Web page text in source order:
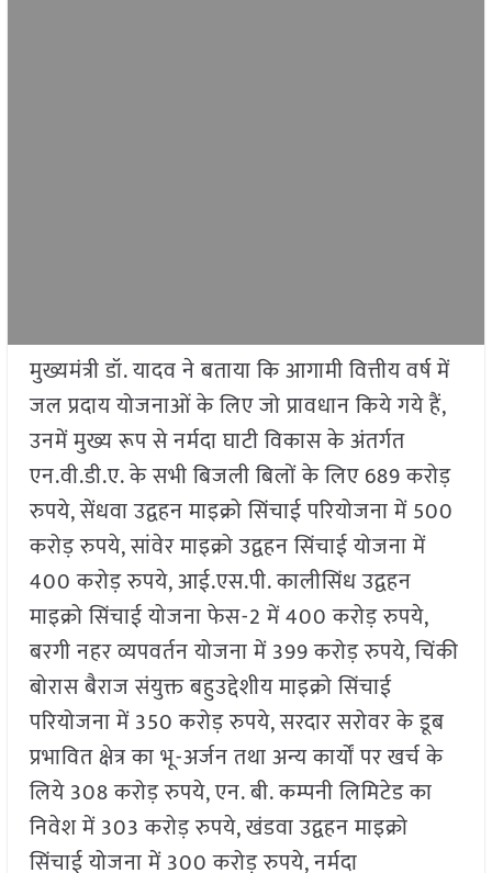
मुख्यमंत्री डॉ. यादव ने बताया कि आगामी वित्तीय वर्ष में
जल प्रदाय योजनाओं के लिए जो प्रावधान किये गये हैं,
उनमें मुख्य रूप से नर्मदा घाटी विकास के अंतर्गत
एन.वी.डी.ए. के सभी बिजली बिलों के लिए 689 करोड़
रुपये, सेंधवा उद्वहन माइक्रो सिंचाई परियोजना में 500
करोड़ रुपये, सांवेर माइक्रो उद्वहन सिंचाई योजना में
400 करोड़ रुपये, आई.एस.पी. कालीसिंध उद्वहन
माइक्रो सिंचाई योजना फेस-2 में 400 करोड़ रुपये,
बरगी नहर व्यपवर्तन योजना में 399 करोड़ रुपये, चिंकी
बोरास बैराज संयुक्त बहुउद्देशीय माइक्रो सिंचाई
परियोजना में 350 करोड़ रुपये, सरदार सरोवर के डूब
प्रभावित क्षेत्र का भू-अर्जन तथा अन्य कार्यों पर खर्च के
लिये 308 करोड़ रुपये, एन. बी. कम्पनी लिमिटेड का
निवेश में 303 करोड़ रुपये, खंडवा उद्वहन माइक्रो
सिंचाई योजना में 300 करोड़ रुपये, नर्मदा